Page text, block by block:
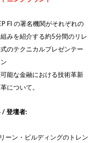
FI の署名機関がそれぞれの
みを紹介する約5分間のリレ
のテクニカルプレゼンテー
能な金融における技術革新
について。
/ 登壇者:
ーン・ビルディングのトレン